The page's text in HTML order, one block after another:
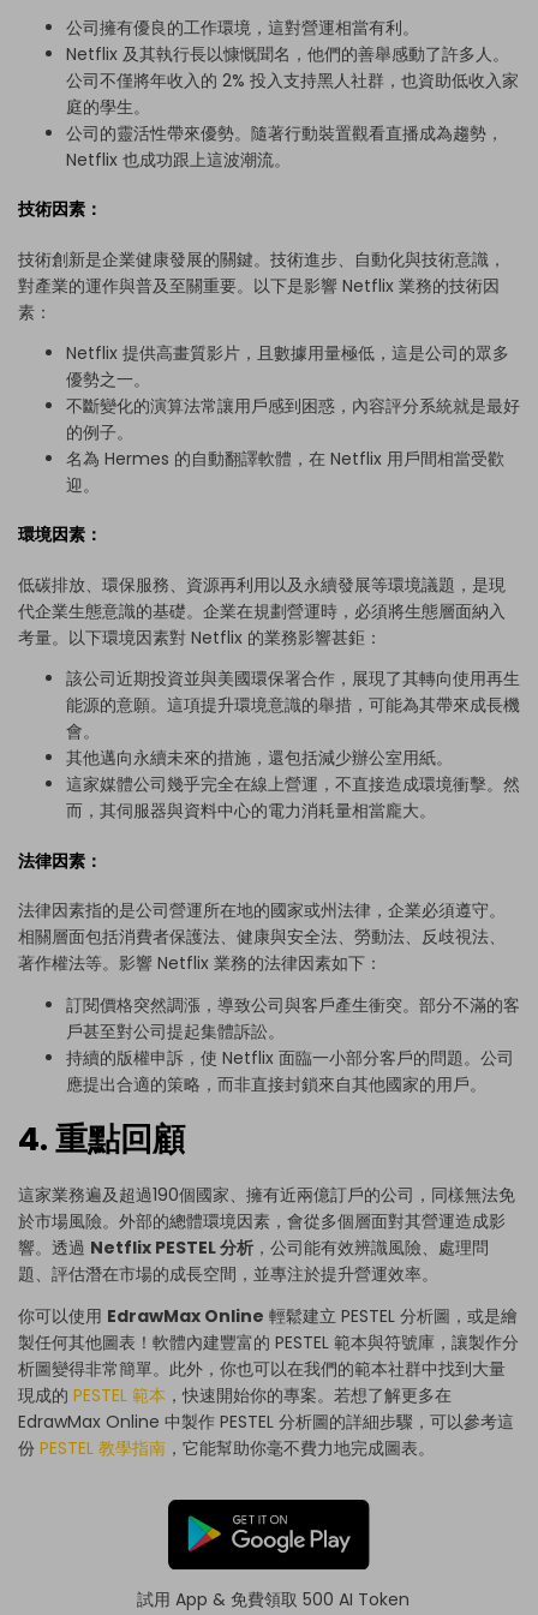
公司擁有優良的工作環境，這對營運相當有利。
Netflix 及其執行長以慷慨聞名，他們的善舉感動了許多人。
公司不僅將年收入的 2% 投入支持黑人社群，也資助低收入家
庭的學生。
公司的靈活性帶來優勢。隨著行動裝置觀看直播成為趨勢，
Netflix 也成功跟上這波潮流。
技術因素：
技術創新是企業健康發展的關鍵。技術進步、自動化與技術意識，
對產業的運作與普及至關重要。以下是影響 Netflix 業務的技術因
素：
Netflix 提供高畫質影片，且數據用量極低，這是公司的眾多
優勢之一。
不斷變化的演算法常讓用戶感到困惑，內容評分系統就是最好
的例子。
名為 Hermes 的自動翻譯軟體，在 Netflix 用戶間相當受歡
迎。
環境因素：
低碳排放、環保服務、資源再利用以及永續發展等環境議題，是現
代企業生態意識的基礎。企業在規劃營運時，必須將生態層面納入
考量。以下環境因素對 Netflix 的業務影響甚鉅：
該公司近期投資並與美國環保署合作，展現了其轉向使用再生
能源的意願。這項提升環境意識的舉措，可能為其帶來成長機
會。
其他邁向永續未來的措施，還包括減少辦公室用紙。
這家媒體公司幾乎完全在線上營運，不直接造成環境衝擊。然
而，其伺服器與資料中心的電力消耗量相當龐大。
法律因素：
法律因素指的是公司營運所在地的國家或州法律，企業必須遵守。
相關層面包括消費者保護法、健康與安全法、勞動法、反歧視法、
著作權法等。影響 Netflix 業務的法律因素如下：
訂閱價格突然調漲，導致公司與客戶產生衝突。部分不滿的客
戶甚至對公司提起集體訴訟。
持續的版權申訴，使 Netflix 面臨一小部分客戶的問題。公司
應提出合適的策略，而非直接封鎖來自其他國家的用戶。
4. 重點回顧
這家業務遍及超過190個國家、擁有近兩億訂戶的公司，同樣無法免
於市場風險。外部的總體環境因素，會從多個層面對其營運造成影
響。透過 Netflix PESTEL 分析 ，公司能有效辨識風險、處理問
題、評估潛在市場的成長空間，並專注於提升營運效率。
你可以使用 EdrawMax Online 輕鬆建立 PESTEL 分析圖，或是繪
製任何其他圖表！軟體內建豐富的 PESTEL 範本與符號庫，讓製作分
析圖變得非常簡單。此外，你也可以在我們的範本社群中找到大量
現成的 PESTEL 範本 ，快速開始你的專案。若想了解更多在
EdrawMax Online 中製作 PESTEL 分析圖的詳細步驟，可以參考這
份 PESTEL 教學指南 ，它能幫助你毫不費力地完成圖表。
試用 App & 免費領取 500 AI Token